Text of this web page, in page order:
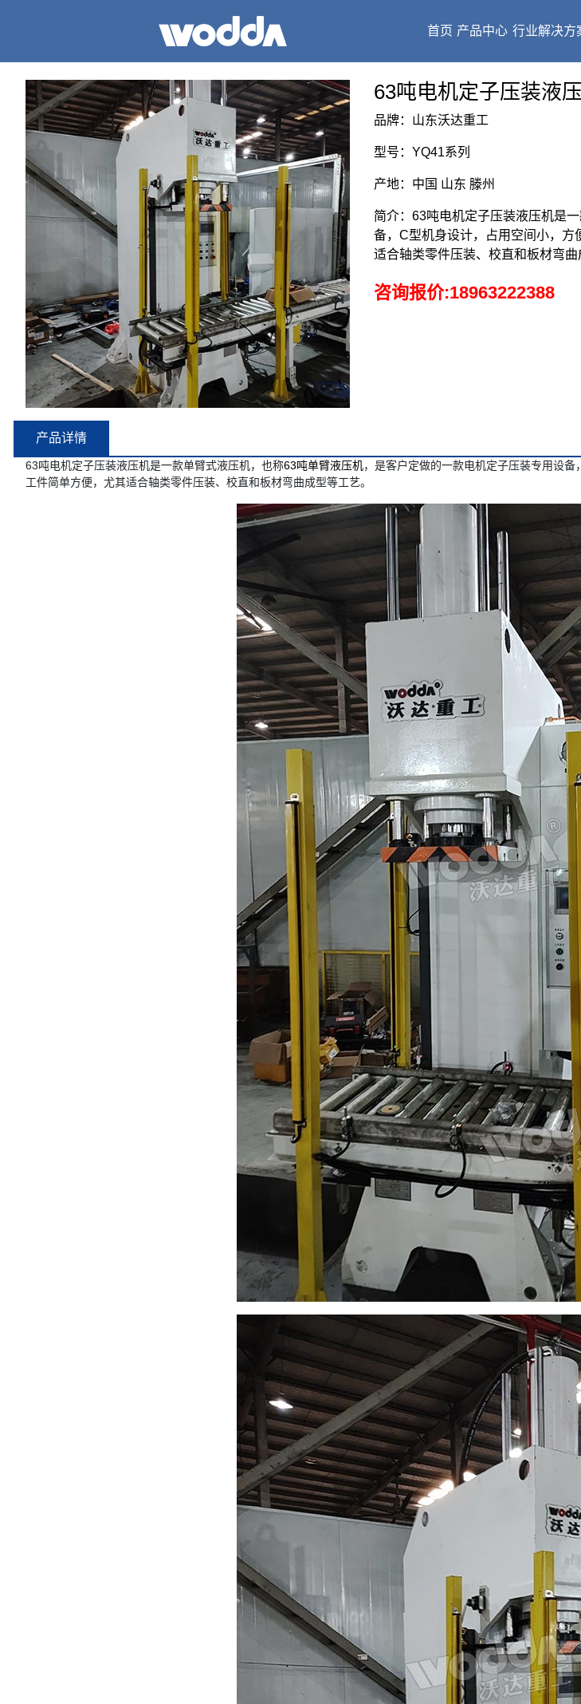
首页 产品中心 行业解决方
63吨电机定子压装液
品牌：山东沃达重工
型号：YQ41系列
产地：中国 山东 滕州
简介：63吨电机定子压装液压机是
备，C型机身设计，占用空间小，
适合轴类零件压装、校直和板材弯曲
咨询报价:18963222388
产品详情
63吨电机定子压装液压机是一款单臂式液压机，也称63吨单臂液压机，是客户定做的一款电机定子压装专用设
工件简单方便，尤其适合轴类零件压装、校直和板材弯曲成型等工艺。